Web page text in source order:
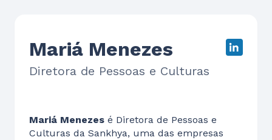
Mariá Menezes
Diretora de Pessoas e Culturas
Mariá Menezes é Diretora de Pessoas e
Culturas da Sankhya, uma das empresas